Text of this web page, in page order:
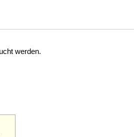
werden.